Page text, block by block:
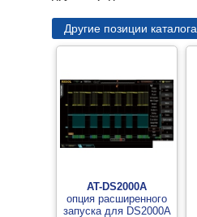
Другие позиции каталога
AT-DS2000A
опция расширенного
запуска для DS2000A